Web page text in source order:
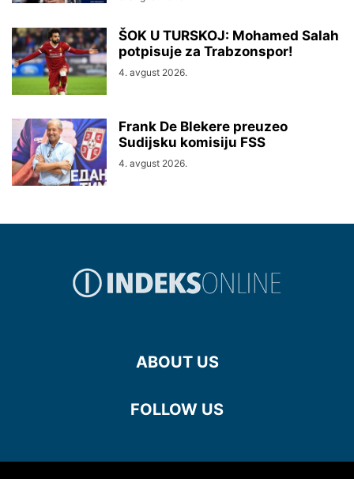
ŠOK U TURSKOJ: Mohamed Salah
potpisuje za Trabzonspor!
4. avgust 2026.
Frank De Blekere preuzeo
Sudijsku komisiju FSS
4. avgust 2026.
ABOUT US
FOLLOW US